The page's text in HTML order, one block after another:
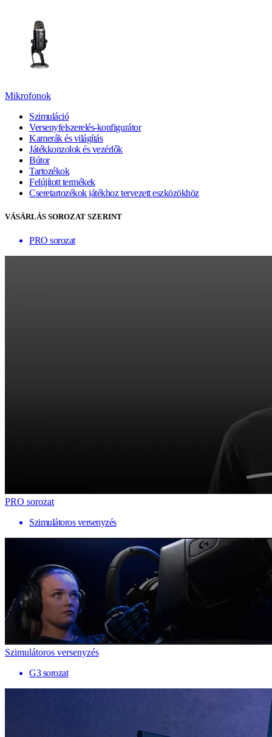
Mikrofonok
Szimuláció
Versenyfelszerelés-konfigurátor
Kamerák és világítás
Játékkonzolok és vezérlők
Bútor
Tartozékok
Felújított termékek
Cseretartozékok játékhoz tervezett eszközökhöz
VÁSÁRLÁS SOROZAT SZERINT
PRO sorozat
PRO sorozat
Szimulátoros versenyzés
Szimulátoros versenyzés
G3 sorozat